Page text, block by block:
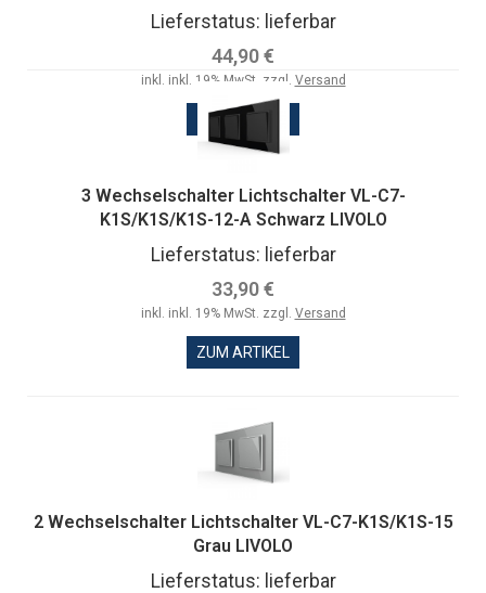
Lieferstatus: lieferbar
44,90 €
inkl. inkl. 19% MwSt. zzgl. Versand
ZUM ARTIKEL
3 Wechselschalter Lichtschalter VL-C7-
K1S/K1S/K1S-12-A Schwarz LIVOLO
Lieferstatus: lieferbar
33,90 €
inkl. inkl. 19% MwSt. zzgl. Versand
ZUM ARTIKEL
2 Wechselschalter Lichtschalter VL-C7-K1S/K1S-15
Grau LIVOLO
Lieferstatus: lieferbar